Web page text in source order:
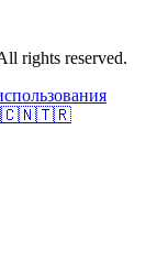
rights reserved.
🇨🇳🇹🇷